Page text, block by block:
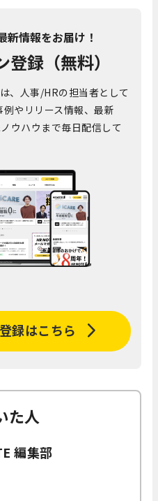
新情報をお届け！
録（無料）
、人事/HRの担当者として
やリリース情報、最新
ウハウまで毎日配信して
録はこちら
た人
編集部